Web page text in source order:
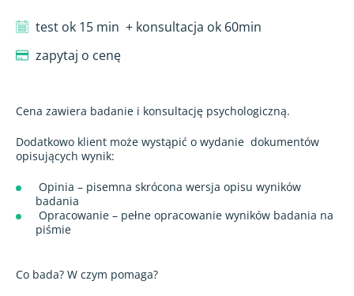
test ok 15 min + konsultacja ok 60min
zapytaj o cenę
Cena zawiera badanie i konsultację psychologiczną.
Dodatkowo klient może wystąpić o wydanie dokumentów
opisujących wynik:
Opinia – pisemna skrócona wersja opisu wyników
badania
Opracowanie – pełne opracowanie wyników badania na
piśmie
Co bada? W czym pomaga?